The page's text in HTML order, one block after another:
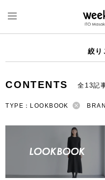
絞り
CONTENTS 全13記
TYPE：LOOKBOOK